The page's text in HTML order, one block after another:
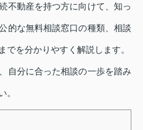
不動産を持つ方に向けて、知っ
的な無料相談窓口の種類、相談
でを分かりやすく解説します。
自分に合った相談の一歩を踏み
。